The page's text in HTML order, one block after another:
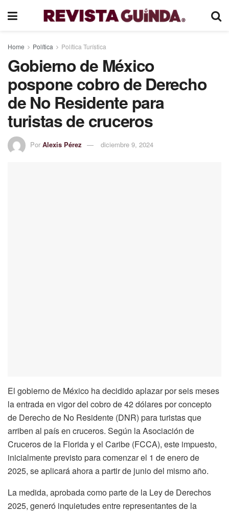
Home Política Política Turística
Gobierno de México
pospone cobro de Derecho
de No Residente para
turistas de cruceros
Por Alexis Pérez diciembre 9, 2024
El gobierno de México ha decidido aplazar por seis meses
la entrada en vigor del cobro de 42 dólares por concepto
de Derecho de No Residente (DNR) para turistas que
arriben al país en cruceros. Según la Asociación de
Cruceros de la Florida y el Caribe (FCCA), este impuesto,
inicialmente previsto para comenzar el 1 de enero de
2025, se aplicará ahora a partir de junio del mismo año.
La medida, aprobada como parte de la Ley de Derechos
2025, generó inquietudes entre representantes de la